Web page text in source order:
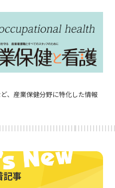
、産業保健分野に特化した情報
記事